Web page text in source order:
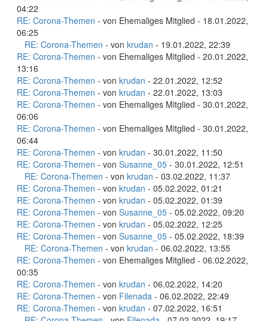
04:22
RE: Corona-Themen - von Ehemaliges Mitglied - 18.01.2022,
06:25
RE: Corona-Themen - von krudan - 19.01.2022, 22:39
RE: Corona-Themen - von Ehemaliges Mitglied - 20.01.2022,
13:16
RE: Corona-Themen - von krudan - 22.01.2022, 12:52
RE: Corona-Themen - von krudan - 22.01.2022, 13:03
RE: Corona-Themen - von Ehemaliges Mitglied - 30.01.2022,
06:06
RE: Corona-Themen - von Ehemaliges Mitglied - 30.01.2022,
06:44
RE: Corona-Themen - von krudan - 30.01.2022, 11:50
RE: Corona-Themen - von Susanne_05 - 30.01.2022, 12:51
RE: Corona-Themen - von krudan - 03.02.2022, 11:37
RE: Corona-Themen - von krudan - 05.02.2022, 01:21
RE: Corona-Themen - von krudan - 05.02.2022, 01:39
RE: Corona-Themen - von Susanne_05 - 05.02.2022, 09:20
RE: Corona-Themen - von krudan - 05.02.2022, 12:25
RE: Corona-Themen - von Susanne_05 - 05.02.2022, 18:39
RE: Corona-Themen - von krudan - 06.02.2022, 13:55
RE: Corona-Themen - von Ehemaliges Mitglied - 06.02.2022,
00:35
RE: Corona-Themen - von krudan - 06.02.2022, 14:20
RE: Corona-Themen - von Filenada - 06.02.2022, 22:49
RE: Corona-Themen - von krudan - 07.02.2022, 16:51